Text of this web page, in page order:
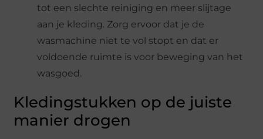
tot een slechte reiniging en meer slijtage
aan je kleding. Zorg ervoor dat je de
wasmachine niet te vol stopt en dat er
voldoende ruimte is voor beweging van het
wasgoed.
Kledingstukken op de juiste
manier drogen